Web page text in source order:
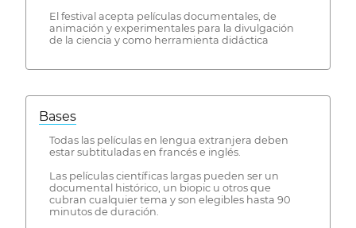
El festival acepta películas documentales, de
animación y experimentales para la divulgación
de la ciencia y como herramienta didáctica
Bases
Todas las películas en lengua extranjera deben
estar subtituladas en francés e inglés.
Las películas científicas largas pueden ser un
documental histórico, un biopic u otros que
cubran cualquier tema y son elegibles hasta 90
minutos de duración.